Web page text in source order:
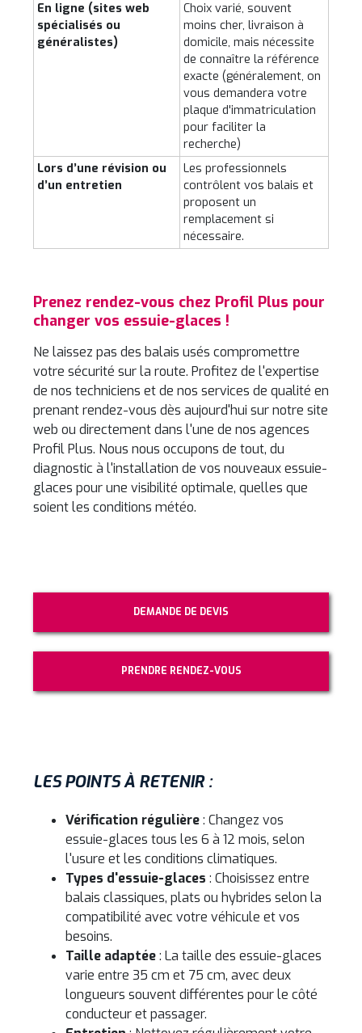
En ligne (sites web
spécialisés ou
généralistes)
Choix varié, souvent
moins cher, livraison à
domicile, mais nécessite
de connaître la référence
exacte (généralement, on
vous demandera votre
plaque d'immatriculation
pour faciliter la
recherche)
Lors d’une révision ou
d’un entretien
Les professionnels
contrôlent vos balais et
proposent un
remplacement si
nécessaire.
Prenez rendez-vous chez Profil Plus pour
changer vos essuie-glaces !
Ne laissez pas des balais usés compromettre
votre sécurité sur la route. Profitez de l'expertise
de nos techniciens et de nos services de qualité en
prenant rendez-vous dès aujourd'hui sur notre site
web ou directement dans l'une de nos agences
Profil Plus. Nous nous occupons de tout, du
diagnostic à l'installation de vos nouveaux essuie-
glaces pour une visibilité optimale, quelles que
soient les conditions météo.
DEMANDE DE DEVIS
PRENDRE RENDEZ-VOUS
LES POINTS À RETENIR :
Vérification régulière: Changez vos
essuie-glaces tous les 6 à 12 mois, selon
l'usure et les conditions climatiques.
Types d'essuie-glaces : Choisissez entre
balais classiques, plats ou hybrides selon la
compatibilité avec votre véhicule et vos
besoins.
Taille adaptée: La taille des essuie-glaces
varie entre 35 cm et 75 cm, avec deux
longueurs souvent différentes pour le côté
conducteur et passager.